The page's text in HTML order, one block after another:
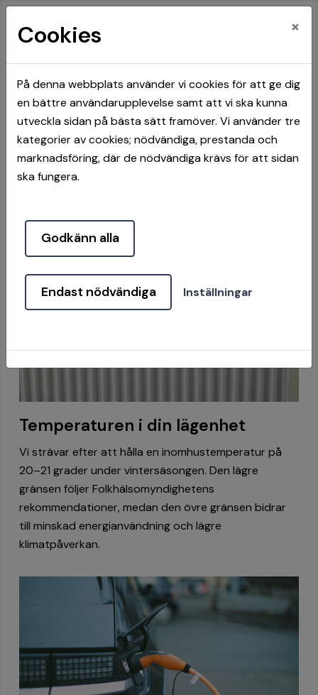
Hem Hyresgäster Boendeinfo
Boendeinfo
Temperaturen i din lägenhet
Vi strävar efter att hålla en inomhustemperatur på
20–21 grader under vintersäsongen. Den lägre
gränsen följer Folkhälsomyndighetens
rekommendationer, medan den övre gränsen bidrar
till minskad energianvändning och lägre
klimatpåverkan.
Cookies ×
På denna webbplats använder vi cookies för att ge dig
en bättre användarupplevelse samt att vi ska kunna
utveckla sidan på bästa sätt framöver. Vi använder tre
kategorier av cookies; nödvändiga, prestanda och
marknadsföring, där de nödvändiga krävs för att sidan
ska fungera.
Godkänn alla
Endast nödvändiga Inställningar